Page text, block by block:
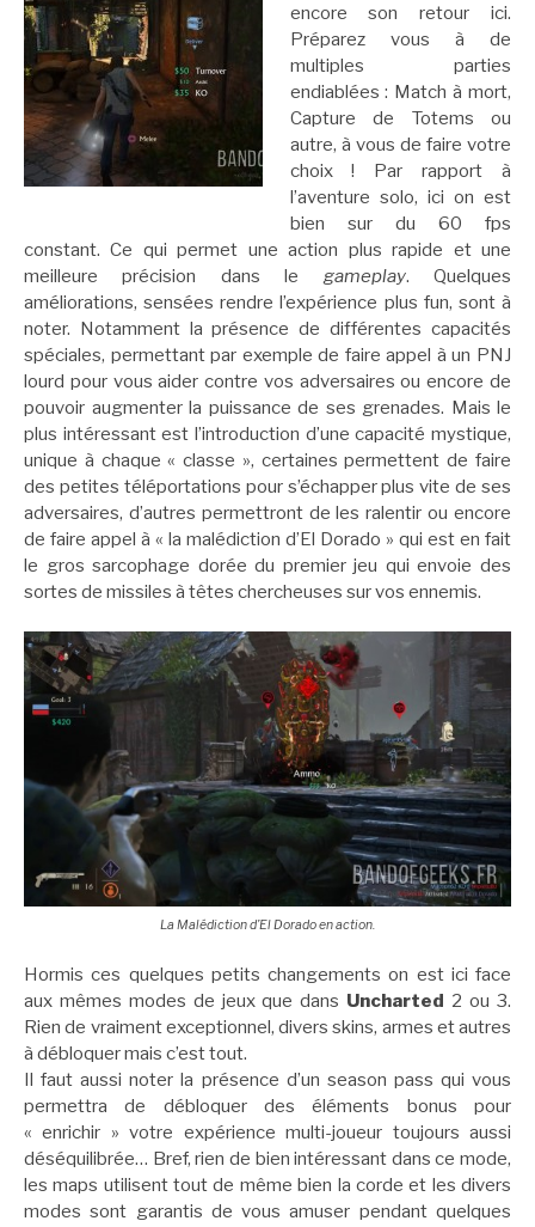
encore son retour ici.
Préparez vous à de
multiples parties
endiablées : Match à mort,
Capture de Totems ou
autre, à vous de faire votre
choix ! Par rapport à
l’aventure solo, ici on est
bien sur du 60 fps
constant. Ce qui permet une action plus rapide et une
meilleure précision dans le gameplay. Quelques
améliorations, sensées rendre l’expérience plus fun, sont à
noter. Notamment la présence de différentes capacités
spéciales, permettant par exemple de faire appel à un PNJ
lourd pour vous aider contre vos adversaires ou encore de
pouvoir augmenter la puissance de ses grenades. Mais le
plus intéressant est l’introduction d’une capacité mystique,
unique à chaque « classe », certaines permettent de faire
des petites téléportations pour s’échapper plus vite de ses
adversaires, d’autres permettront de les ralentir ou encore
de faire appel à « la malédiction d’El Dorado » qui est en fait
le gros sarcophage dorée du premier jeu qui envoie des
sortes de missiles à têtes chercheuses sur vos ennemis.
La Malédiction d’El Dorado en action.
Hormis ces quelques petits changements on est ici face
aux mêmes modes de jeux que dans Uncharted 2 ou 3.
Rien de vraiment exceptionnel, divers skins, armes et autres
à débloquer mais c’est tout.
Il faut aussi noter la présence d’un season pass qui vous
permettra de débloquer des éléments bonus pour
« enrichir » votre expérience multi-joueur toujours aussi
déséquilibrée… Bref, rien de bien intéressant dans ce mode,
les maps utilisent tout de même bien la corde et les divers
modes sont garantis de vous amuser pendant quelques